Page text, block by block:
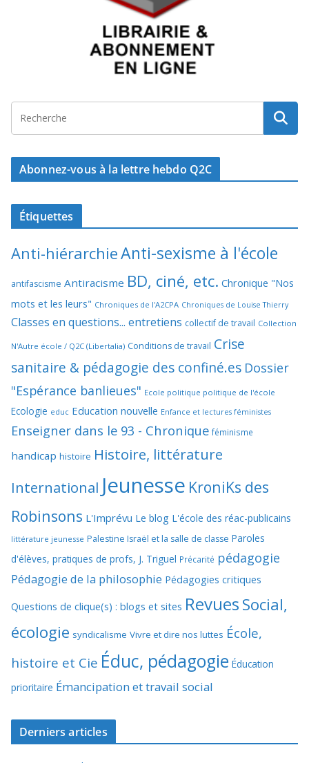
Abonnez-vous à la lettre hebdo Q2C
Étiquettes
Anti-hiérarchieAnti-sexisme à l'école
antifascisme Antiracisme BD, ciné, etc. Chronique "Nos
mots et les leurs" Chroniques de l'A2CPA Chroniques de Louise Thierry
Classes en questions... entretiens collectif de travail Collection
N'Autre école / Q2C (Libertalia) Conditions de travail Crise
sanitaire & pédagogie des confiné.es Dossier
"Espérance banlieues" Ecole politique politique de l'école
Ecologie educ Education nouvelle Enfance et lectures féministes
Enseigner dans le 93 - Chronique féminisme
handicap histoire Histoire, littérature
International Jeunesse KroniKs des
Robinsons L'Imprévu Le blog L'école des réac-publicains
littérature jeunesse Palestine Israël et la salle de classe Paroles
d'élèves, pratiques de profs, J. Triguel Précarité pédagogie
Pédagogie de la philosophie Pédagogies critiques
Questions de clique(s) : blogs et sites RevuesSocial,
écologie syndicalisme Vivre et dire nos luttes École,
histoire et Cie Éduc, pédagogie Éducation
prioritaire Émancipation et travail social
Derniers articles